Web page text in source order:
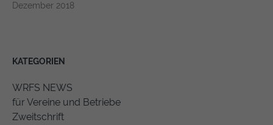
Dezember 2018
KATEGORIEN
WRFS NEWS
für Vereine und Betriebe
Zweitschrift